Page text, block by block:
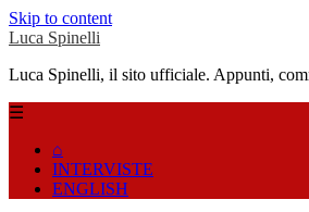
Skip to content
Luca Spinelli
Luca Spinelli, il sito ufficiale. Appunti,
☰
⌂
INTERVISTE
ENGLISH